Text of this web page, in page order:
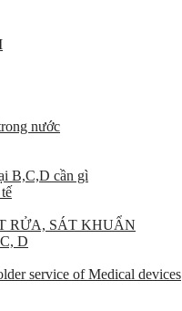
nước
B,C,D cần gì
RỬA, SÁT KHUẨN
D
service of Medical devices